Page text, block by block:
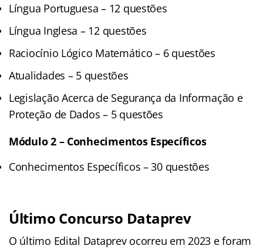
Língua Portuguesa – 12 questões
Língua Inglesa – 12 questões
Raciocínio Lógico Matemático – 6 questões
Atualidades – 5 questões
Legislação Acerca de Segurança da Informação e
Proteção de Dados – 5 questões
Módulo 2 – Conhecimentos Específicos
Conhecimentos Específicos – 30 questões
Último Concurso Dataprev
O último Edital Dataprev ocorreu em 2023 e foram